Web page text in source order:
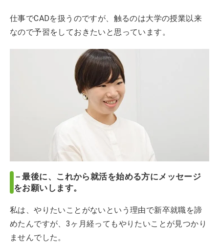
仕事でCADを扱うのですが、触るのは大学の授業以来
なので予習をしておきたいと思っています。
－最後に、これから就活を始める方にメッセージ
をお願いします。
私は、やりたいことがないという理由で新卒就職を諦
めたんですが、3ヶ月経ってもやりたいことが見つかり
ませんでした。